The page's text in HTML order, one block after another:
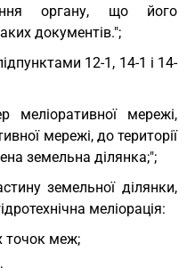
органу, що його
документів.";
12-1, 14-1 і 14-
меліоративної мережі,
мережі, до території
земельна ділянка;";
земельної ділянки,
меліорація:
точок меж;